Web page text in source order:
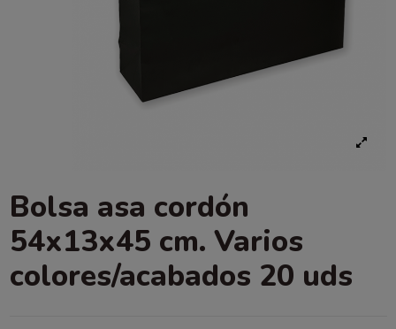
Bolsa asa cordón
54x13x45 cm. Varios
colores/acabados 20 uds